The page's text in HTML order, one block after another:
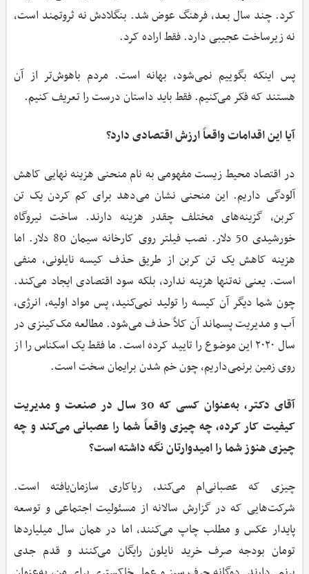
کرد. چند سال بعد، فرهنگ عوض شد. بنگلادش نه ثروتمند است،
نه زیرساخت عجیبی دارد. فقط اراده کرد.
پس اینکه بگوییم نمی‌شود، بهانه است. مردم باهوش‌تر از آن
هستند که فکر می‌کنیم. فقط باید داستان درست را تعریف کنیم.
آیا این اقدامات واقعاً ارزش اقتصادی دارد؟
در اقتصاد محیط زیست مفهومی به نام منحنی هزینه نهایی کاهش
آلودگی داریم. این منحنی نشان می‌دهد برای کم کردن یک تن
کربن، گزینه‌های مختلف چقدر هزینه دارند. ساخت نیروگاه
خورشیدی 50 دلار. نصب فیلتر روی کارخانه سیمان 80 دلار. اما
هزینه کاهش یک تن کربن از طریق حذف کیسه نایلونی، منفی
است. یعنی نه‌تنها هزینه ندارد، بلکه سود اقتصادی ایجاد می‌کند.
چون شما دیگر آن کیسه را تولید نمی‌کنید، پس مواد اولیه، انرژی،
آب و مدیریت پسماند آن کلاً حذف می‌شود. مطالعه مک‌کینزی در
سال ۲۰۲۰ این موضوع را تایید کرده است. ما فقط یک اسکناس را از
روی زمین برنمی‌داریم، چون خم شدن برایمان سخت است.
آقای دکتر، به‌عنوان کسی که 30 سال در صنعت و مدیریت
کیفیت کار کرده، چه چیزی واقعاً شما را عصبانی می‌کند و چه
چیزی هنوز شما را امیدوارتان نگه داشته است؟
چیزی که عصبانی‌ام می‌کند، ریاکاری سازمان‌یافته است.
شرکت‌هایی که در گزارش سالانه از مسئولیت اجتماعی و توسعه
پایدار عکس و مطلب چاپ می‌کنند، اما در همان سال میلیاردها
تومان بودجه صرف خرید نایلون رایگان می‌کنند و قدم جدی